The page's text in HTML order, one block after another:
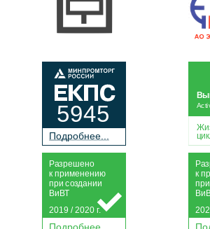
Подробнее...
5945
Разрешено
к применению
присоздании
Ви ВТ
2019 / 2020 г.
Ра
к
Ви